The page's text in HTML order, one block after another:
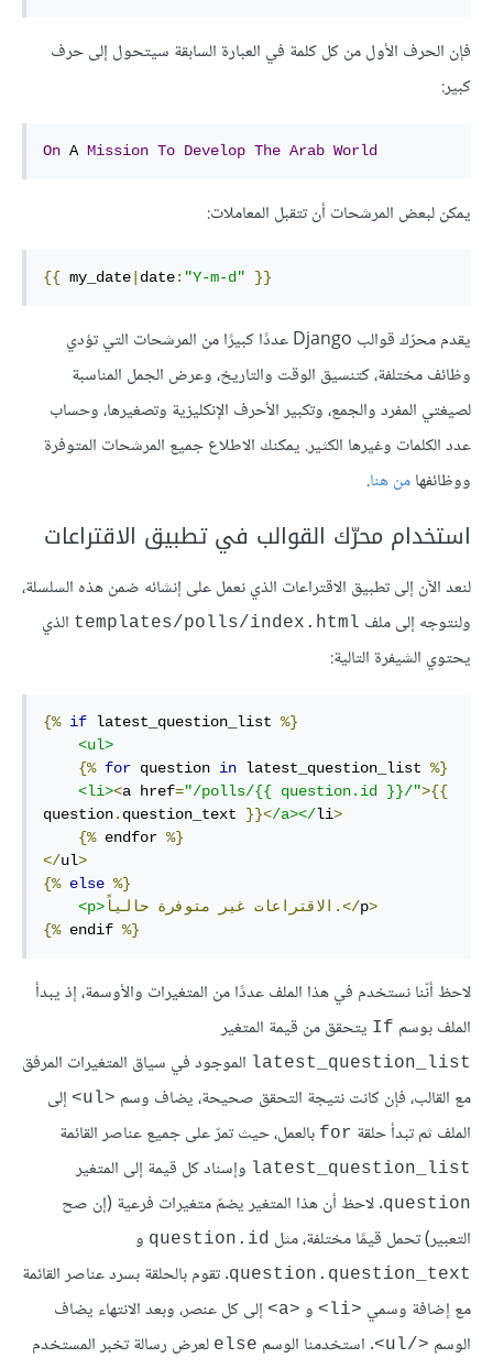
فإن الحرف اﻷول من كل كلمة في العبارة السابقة سيتحول إلى حرف
كبير:
On A Mission To Develop The Arab World
يمكن لبعض المرشحات أن تتقبل المعاملات:
{{ my date date: "Y-m-d" }}
يقدم محرّك قوالب Django عددًا كبيرًا من المرشحات التي تؤدي
وظائف مختلفة، كتنسيق الوقت والتاريخ، وعرض الجمل المناسبة
لصيغتي المفرد والجمع، وتكبير اﻷحرف اﻹنكليزية وتصغيرها، وحساب
عدد الكلمات وغيرها الكثير. يمكنك الاطلاع جميع المرشحات المتوفرة
ووظائفهامن هنا.
استخدام محرّك القوالب في تطبيق الاقتراعات
لنعد اﻵن إلى تطبيق الاقتراعات الذي نعمل على إنشائه ضمن هذه السلسلة،
ولنتوجه إلى ملف templates/polls/index.html الذي
يحتوي الشيفرة التالية:
{% if latest_question_list %}
<ul>
{% for question in latest_question_list %}
<li><a href="/polls/{{ question.id }}/">{{
question. question_text }}</a></li>
{% endfor %}
</ul>
{% else %}
<p> الاقتراعات غير متوفرة حالياً.</p>
{% endif %}
ﻻحظ أنّنا نستخدم في هذا الملف عددًا من المتغيرات واﻷوسمة، إذ يبدأ
الملف بوسم If يتحقق من قيمة المتغير
latest_question_list الموجود في سياق المتغيرات المرفق
مع القالب، فإن كانت نتيجة التحقق صحيحة، يضاف وسم <ul>
إلى
الملف ثم تبدأ حلقة for بالعمل، حيث تمرّ على جميع عناصر القائمة
latest_question_list وإسناد كل قيمة إلى المتغير
question. ﻻحظ أن هذا المتغير يضمّ متغيرات فرعية (إن صح
التعبير) تحمل قيمًا مختلفة، مثل question.id و
question.question_text. تقوم بالحلقة بسرد عناصر القائمة
مع إضافة وسمي <li> و <a>
إلى كل عنصر، وبعد الانتهاء يضاف
الوسم </ul> . استخدمنا الوسم else لعرض رسالة تخبر المستخدم